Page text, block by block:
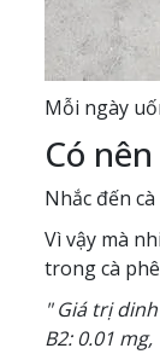
Mỗi ngày
Có
Nhắc đến
Vì vậy mà
trong cà
" Giá trị
B2: 0.01